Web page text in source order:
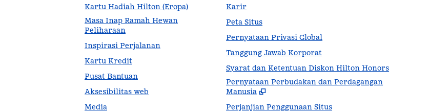
Kartu Hadiah Hilton (Eropa)
Masa Inap Ramah Hewan
Peliharaan
Inspirasi Perjalanan
Kartu Kredit
Pusat Bantuan
Aksesibilitas web
Media
Karir
Peta Situs
Pernyataan Privasi Global
Tanggung Jawab Korporat
Syarat dan Ketentuan Diskon Hilton Honors
Pernyataan Perbudakan dan Perdagangan
Manusia
Perjanjian Penggunaan Situs